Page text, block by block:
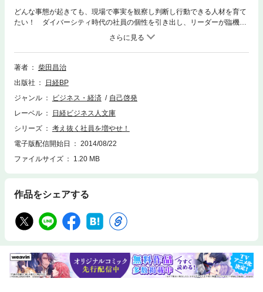
どんな事態が起きても、現場で事実を観察し判断し行動できる人材を育て
たい！ ダイバーシティ時代の社員の個性を引き出し、リーダーが臨機応
変の対応力、チームイノベーションで業績を伸ばす実践的方法を説き明か
著者
柴田昌治
出版社
日経BP
ジャンル
ビジネス・経済
自己啓発
レーベル
日経ビジネス人文庫
シリーズ
考え抜く社員を増やせ！
電子版配信開始日
2014/08/22
ファイルサイズ
1.20 MB
作品をシェアする